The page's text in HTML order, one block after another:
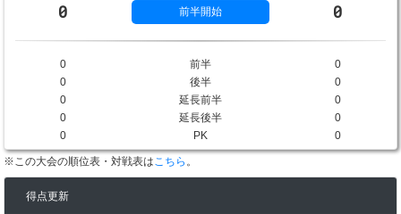
0 前半開始 0
0 前半
0
0
後半
0
0
延長前半
0
0
延長後半
0
0
PK 0
※この大会の順位表・対戦表はこちら 。
得点更新